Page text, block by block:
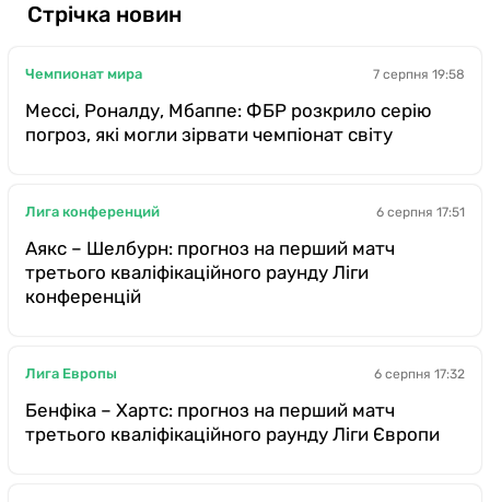
Стрічка новин
Чемпионат мира 7 серпня 19:58
Мессі, Роналду, Мбаппе: ФБР розкрило серію
погроз, які могли зірвати чемпіонат світу
Лига конференций 6 серпня 17:51
Аякс – Шелбурн: прогноз на перший матч
третього кваліфікаційного раунду Ліги
конференцій
Лига Европы 6 серпня 17:32
Бенфіка – Хартс: прогноз на перший матч
третього кваліфікаційного раунду Ліги Європи